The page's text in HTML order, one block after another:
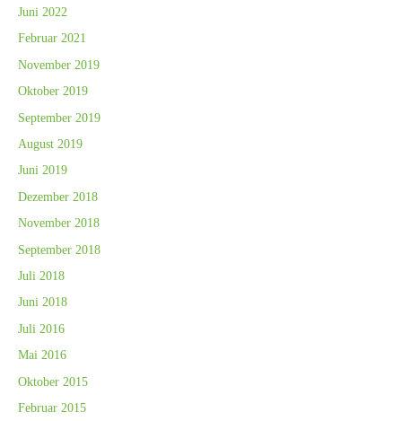
Juni 2022
Februar 2021
November 2019
Oktober 2019
September 2019
August 2019
Juni 2019
Dezember 2018
November 2018
September 2018
Juli 2018
Juni 2018
Juli 2016
Mai 2016
Oktober 2015
Februar 2015